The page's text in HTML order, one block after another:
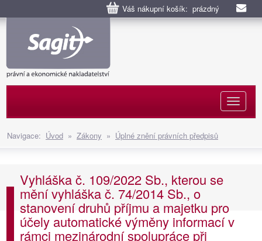
Váš nákupní košík: prázdný
Navigace: Úvod » Zákony » Úplné znění právních předpisů
Vyhláška č. 109/2022 Sb., kterou se
mění vyhláška č. 74/2014 Sb., o
stanovení druhů příjmu a majetku pro
účely automatické výměny informací v
rámci mezinárodní spolupráce při